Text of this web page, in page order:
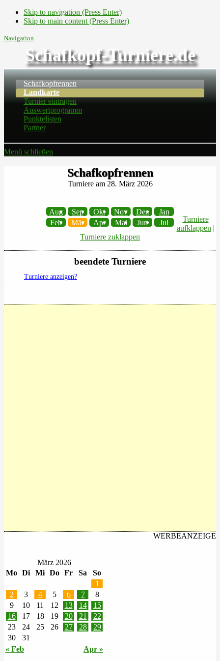
Skip to navigation (Press Enter)
Skip to main content (Press Enter)
Navigation
Schafkopf-Turniere.de
Schafkopfrennen
Landkarte
Turnier eintragen
Auswertprogramm
Punktelisten
Partner
Menü schließen
Schafkopfrennen
Turniere am 28. März 2026
Aug Sep Okt Nov Dez
Jan
Feb
Mär Apr Mai Jun Jul
Turniere
aufklappen |
Turniere zuklappen
beendete Turniere
Turniere anzeigen?
WERBEANZEIGE
März 2026
Mo Di Mi Do Fr Sa So
« Feb Apr »
1
2
3 4 5 6 7
8
9
10 11 12 13 14
15
16
17 18 19 20 21
22
23
24 25 26 27 28
29
30
31